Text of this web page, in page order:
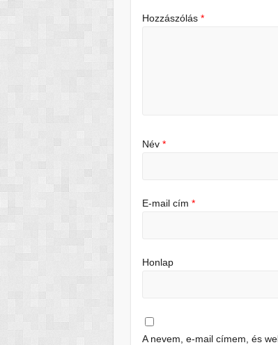
Hozzászólás*
Név*
E-mail cím*
Honlap
A nevem, e-mail címem, és